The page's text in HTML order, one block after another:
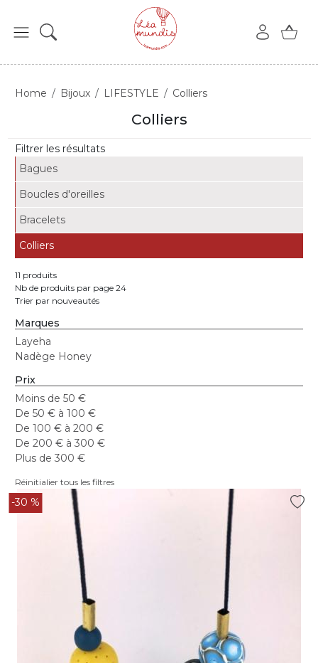
Home Bijoux LIFESTYLE Colliers
Colliers
Filtrer les résultats
Bagues
Boucles d'oreilles
Bracelets
Colliers
11 produits
Nb de produits par page 24
Trier par nouveautés
Marques
Layeha
Nadège Honey
Prix
Moins de 50 €
De 50 € à 100 €
De 100 € à 200 €
De 200 € à 300 €
Plus de 300 €
Réinitialier tous les filtres
-30 %